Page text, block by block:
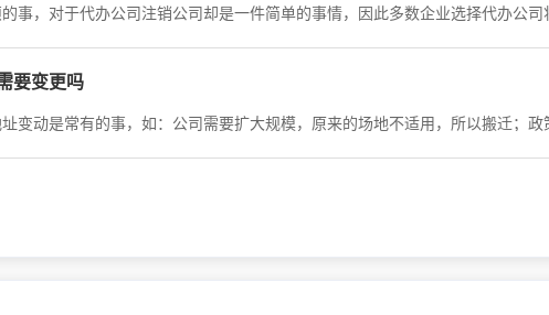
事，对于代办公司注销公司却是一件简单的事情，因此多数企业选择代办公
要变更吗
变动是常有的事，如：公司需要扩大规模，原来的场地不适用，所以搬迁；